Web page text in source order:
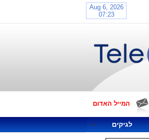
המייל האדום
לגיקים